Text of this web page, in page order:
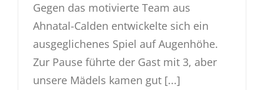
Gegen das motivierte Team aus
Ahnatal-Calden entwickelte sich ein
ausgeglichenes Spiel auf Augenhöhe.
Zur Pause führte der Gast mit 3, aber
unsere Mädels kamen gut [...]